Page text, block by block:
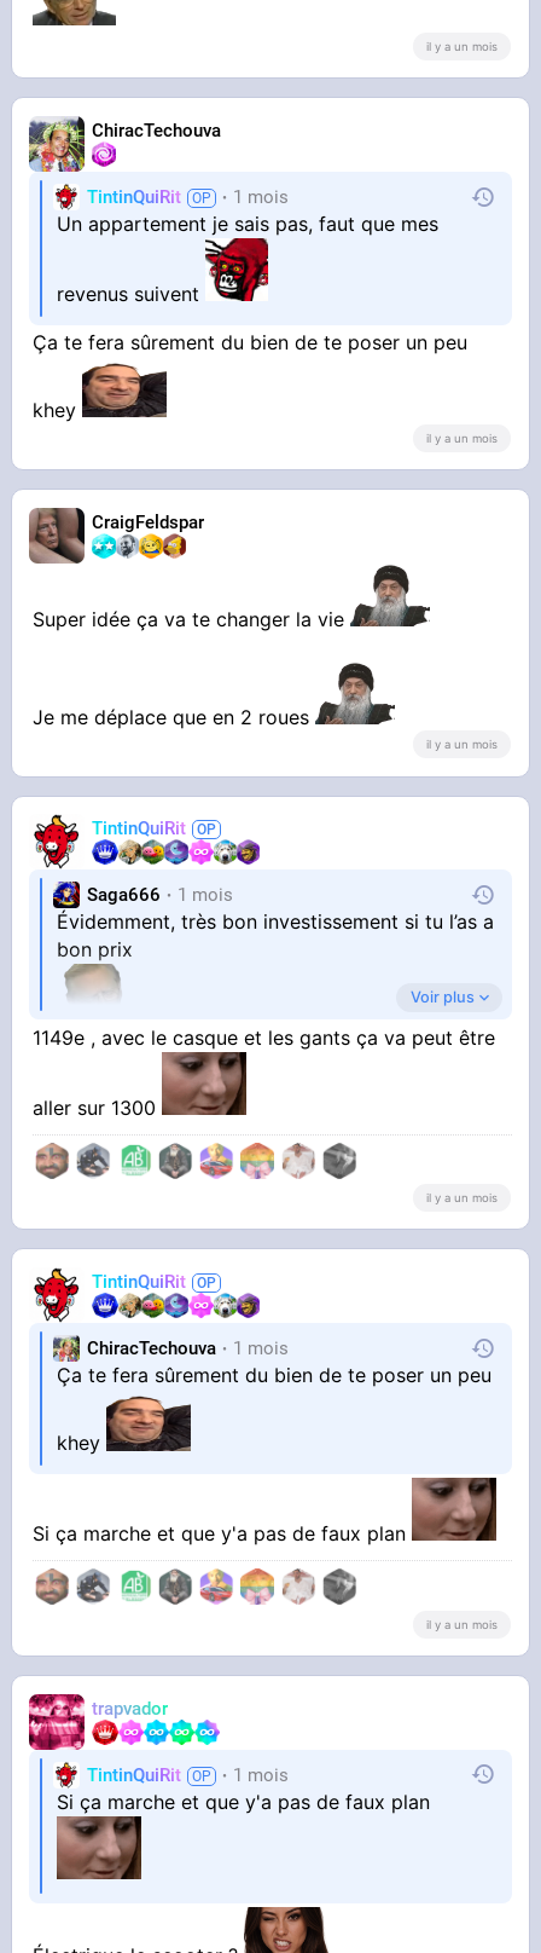
a merde , au lieu d'y aller en vélo ça le fait ?
il y a un mois
ChiracTechouva
TintinQuiRit 1 mois
Un appartement je sais pas, faut que mes
revenus suivent
Ça te fera sûrement du bien de te poser un peu
khey
il y a un mois
CraigFeldspar
Super idée ça va te changer la vie
Je me déplace que en 2 roues
il y a un mois
TintinQuiRit
Saga666 1 mois
Évidemment, très bon investissement si tu l’as a
bon prix
Voir plus
1149e , avec le casque et les gants ça va peut être
aller sur 1300
il y a un mois
TintinQuiRit
ChiracTechouva 1 mois
Ça te fera sûrement du bien de te poser un peu
khey
Si ça marche et que y'a pas de faux plan
il y a un mois
trapvador
TintinQuiRit 1 mois
Si ça marche et que y'a pas de faux plan